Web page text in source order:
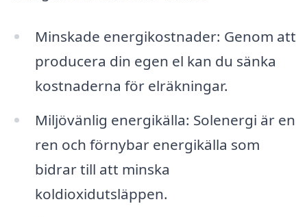
Minskade energikostnader: Genom att
producera din egen el kan du sänka
kostnaderna för elräkningar.
Miljövänlig energikälla: Solenergi är en
ren och förnybar energikälla som
bidrar till att minska
koldioxidutsläppen.